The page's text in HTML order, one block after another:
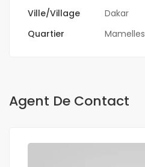
Ville/Village
Dakar
Quartier
Mamelles
Agent De Contact